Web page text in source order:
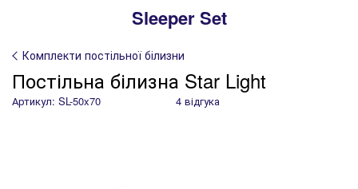
Sleeper Set
Комплекти постільної білизни
Постільна білизна Star Light
Артикул: SL-50x70 4 відгука